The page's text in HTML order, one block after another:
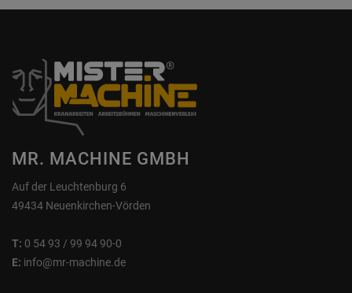
MR. MACHINE GMBH
Auf der Leuchtenburg 6
49434 Neuenkirchen-Vörden
T: 0 54 93 / 99 94 90-0
E: info@mr-machine.de